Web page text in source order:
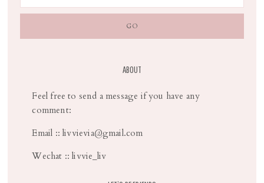
ABOUT
Feel free to send a message if you have any
comment:
Email :: livvievia@gmail.com
Wechat :: livvie_liv